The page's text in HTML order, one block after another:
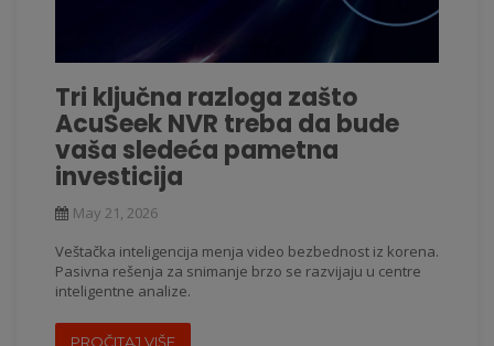
Tri ključna razloga zašto
AcuSeek NVR treba da bude
vaša sledeća pametna
investicija
May 21, 2026
Veštačka inteligencija menja video bezbednost iz korena.
Pasivna rešenja za snimanje brzo se razvijaju u centre
inteligentne analize.
PROČITAJ VIŠE